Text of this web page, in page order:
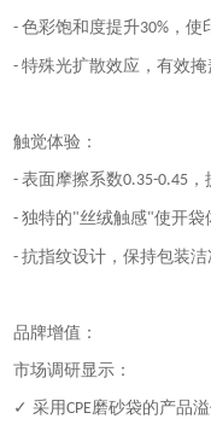
-色彩饱和度提升30% ，
-特殊光扩散效应，有效
触觉体验：
-表面摩擦系数0.35-0.45
-独特的"丝绒触感"使开袋
-抗指纹设计，保持包装洁
品牌增值：
市场调研显示：
✓ 采用CPE磨砂袋的产品